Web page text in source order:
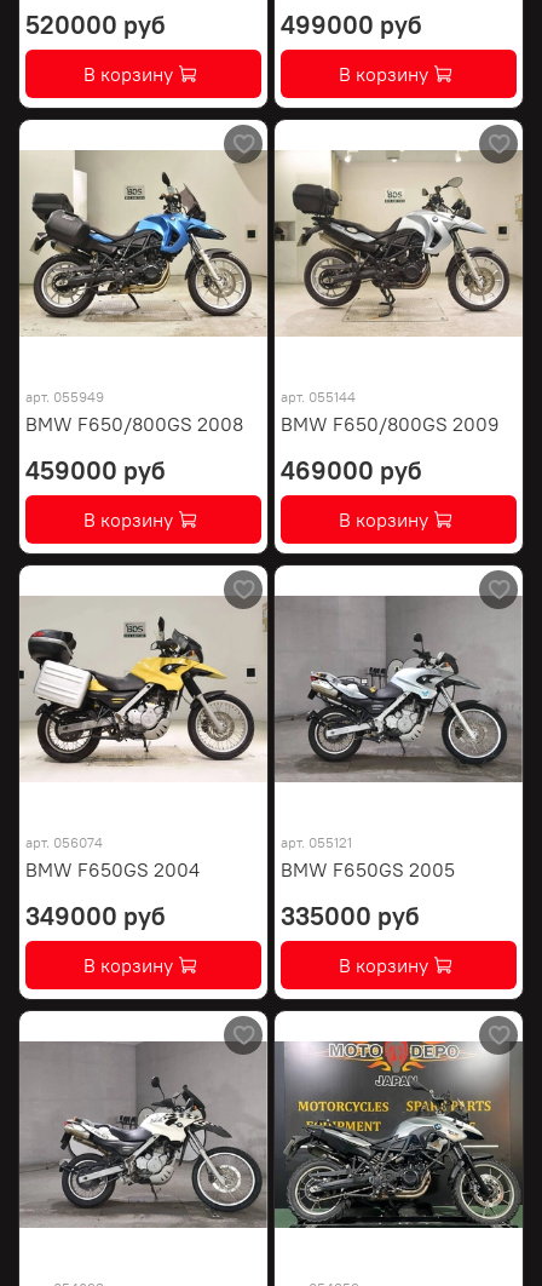
520000 руб
В корзину
499000 руб
В корзину
арт. 055949
BMW F650/800GS 2008
459000 руб
В корзину
арт. 055144
BMW F650/800GS 2009
469000 руб
В корзину
арт. 056074
BMW F650GS 2004
349000 руб
В корзину
арт. 055121
BMW F650GS 2005
335000 руб
В корзину